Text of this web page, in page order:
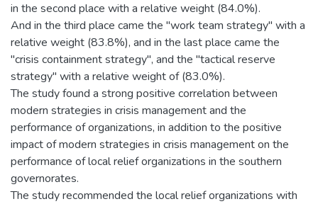
in the second place with a relative weight (84.0%).
And in the third place came the "work team strategy" with a
relative weight (83.8%), and in the last place came the
"crisis containment strategy", and the "tactical reserve
strategy" with a relative weight of (83.0%).
The study found a strong positive correlation between
modern strategies in crisis management and the
performance of organizations, in addition to the positive
impact of modern strategies in crisis management on the
performance of local relief organizations in the southern
governorates.
The study recommended the local relief organizations with